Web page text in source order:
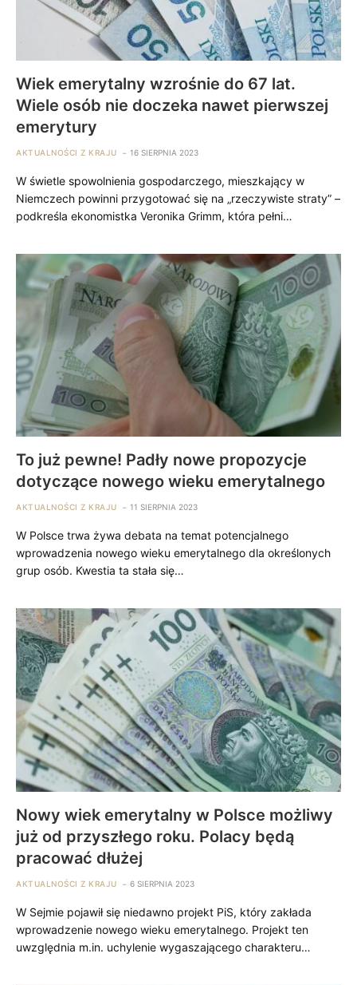
Wiek emerytalny wzrośnie do 67 lat.
Wiele osób nie doczeka nawet pierwszej
emerytury
AKTUALNOŚCI Z KRAJU 16 SIERPNIA 2023
W świetle spowolnienia gospodarczego, mieszkający w
Niemczech powinni przygotować się na „rzeczywiste straty” –
podkreśla ekonomistka Veronika Grimm, która pełni…
To już pewne! Padły nowe propozycje
dotyczące nowego wieku emerytalnego
AKTUALNOŚCI Z KRAJU 11 SIERPNIA 2023
W Polsce trwa żywa debata na temat potencjalnego
wprowadzenia nowego wieku emerytalnego dla określonych
grup osób. Kwestia ta stała się…
Nowy wiek emerytalny w Polsce możliwy
już od przyszłego roku. Polacy będą
pracować dłużej
AKTUALNOŚCI Z KRAJU 6 SIERPNIA 2023
W Sejmie pojawił się niedawno projekt PiS, który zakłada
wprowadzenie nowego wieku emerytalnego. Projekt ten
uwzględnia m.in. uchylenie wygaszającego charakteru…